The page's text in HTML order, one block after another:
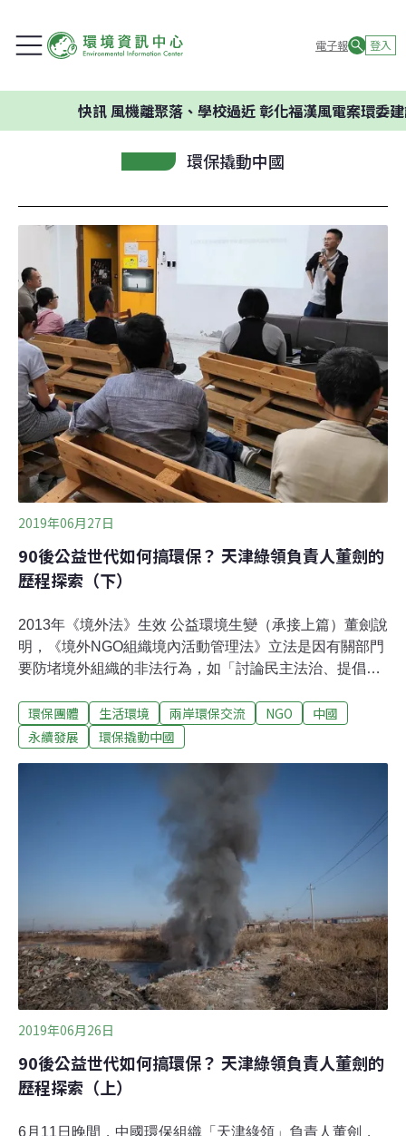
電子報 登入
風機離聚落、學校過近 彰化福漢風電案環委建議不應
環保撬動中國
2019年06月27日
90後公益世代如何搞環保？ 天津綠領負責人董劍的
歷程探索（下）
2013年《境外法》生效 公益環境生變（承接上篇）董劍說
明，《境外NGO組織境內活動管理法》立法是因有關部門
要防堵境外組織的非法行為，如「討論民主法治、提倡公
範假借非政府組織進行間諜行為。法律出台後，境外組織
在境內活動必須在公安局註冊，另由業務單位直管，等於
避事後被究責，境外組織的活動範圍就變得非常侷限，且
限定在特定區域內。未註冊境外組織若要在境內活動，就
必須找當地組織協辦，並到公安局登記「臨時活動」，等
同要當地組織為你背書。例如綠色和平在北京辦公室，並
未註冊社會組織，而是以公司名稱註冊，在天津的活動可
能就要找「天津綠領」來掛靠協辦，並到公安局辦理「臨
時活動備案」。財務上，境外組織禁止在境內募款，全部
運用境外的資金。
環保團體 生活環境 兩岸環保交流 NGO
中國
永續發展
環保撬動中國
2019年06月26日
90後公益世代如何搞環保？ 天津綠領負責人董劍的
歷程探索（上）
6月11日晚間，中國環保組織「天津綠領」負責人董劍，